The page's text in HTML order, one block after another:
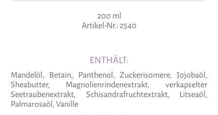
200 ml
Artikel-Nr.: 2540
ENTHÄLT:
Mandelöl, Betain, Panthenol, Zuckerisomere, Jojobaöl,
Sheabutter, Magnolienrindenextrakt, verkapselter
Seetraubenextrakt, Schisandrafruchtextrakt, Litseaöl,
Palmarosaöl, Vanille